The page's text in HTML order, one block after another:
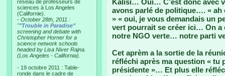
réseau de professeurs de
sciences à Los Angeles
(Californie).
- October 28th, 2011 :
""Trouble in Paradise"
screening and debate with
Christopher Horner for a
science network schools
headed by Lisa Niver Rajna.
(Los Angeles - California).
- 19 octobre 2011 : Table-
ronde dans le cadre de
Kalisi… Oui… C’est donc avec
avons parlé de politique…. « ah
» « oui, je vous demandais un
vert pourrait se créer ici… On a
notre NGO verte… notre parti
Cet aprèm a la sortie de la
réfléchi après ma question « tu
présidente »… Et plus elle